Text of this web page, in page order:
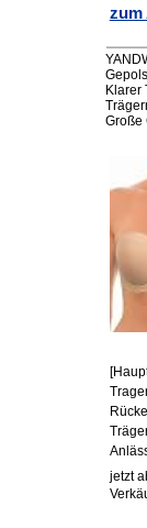
zum
Klarer
Große
jetzt